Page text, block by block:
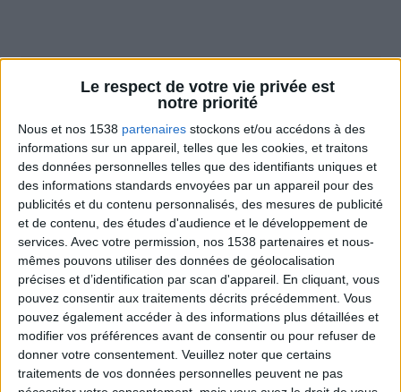
Le respect de votre vie privée est
notre priorité
Nous et nos 1538 partenaires stockons et/ou accédons à des
informations sur un appareil, telles que les cookies, et traitons
des données personnelles telles que des identifiants uniques et
des informations standards envoyées par un appareil pour des
publicités et du contenu personnalisés, des mesures de publicité
et de contenu, des études d'audience et le développement de
services. Avec votre permission, nos 1538 partenaires et nous-
mêmes pouvons utiliser des données de géolocalisation
précises et d’identification par scan d'appareil. En cliquant, vous
pouvez consentir aux traitements décrits précédemment. Vous
pouvez également accéder à des informations plus détaillées et
modifier vos préférences avant de consentir ou pour refuser de
donner votre consentement. Veuillez noter que certains
traitements de vos données personnelles peuvent ne pas
Combien de kilos souhaitez-vous perdre ?
Moins de
5 kilos
De 5 à 10
kilos
Plus de
10 kilos
Webinaires en direct Voir tout
Chaque semaine, posez vos questions en live
en participant à des vidéo-conférences avec
Jean-Michel et les diététiciennes du